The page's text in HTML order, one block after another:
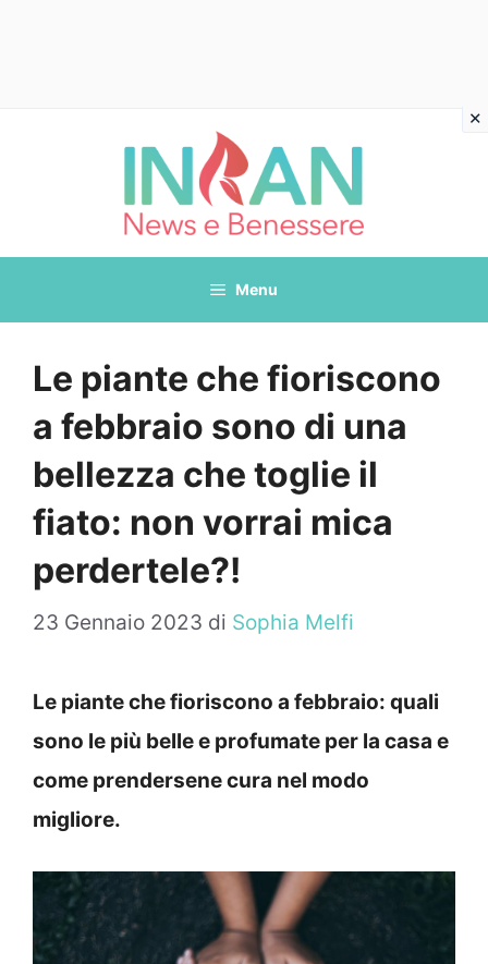
Menu
Le piante che fioriscono
a febbraio sono di una
bellezza che toglie il
fiato: non vorrai mica
perdertele?!
23 Gennaio 2023 di Sophia Melfi
Le piante che fioriscono a febbraio: quali
sono le più belle e profumate per la casa e
come prendersene cura nel modo
migliore.